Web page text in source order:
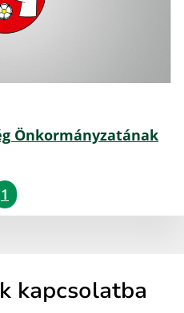
Önkormányzatának
1
kapcsolatba